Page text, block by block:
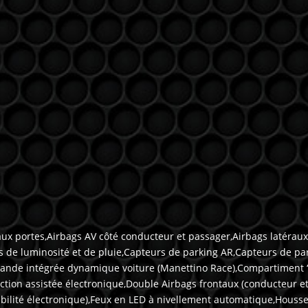
portes,Airbags AV côté conducteur et passager,Airbags
luminosité et de pluie,Capteurs de parking AR,Capteurs de
intégrée dynamique voiture (Manettino Race),Compartiment
assistée électronique,Double Airbags frontaux (conducteur et
électronique),Feux en LED à nivellement